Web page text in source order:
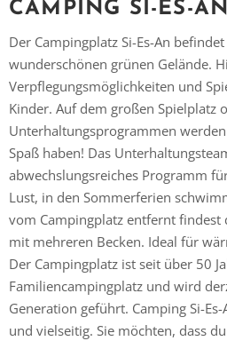
CAMPING SI-ES-AN
Der Campingplatz Si-Es-An
wunderschönen grünen Gelände.
Verpflegungsmöglichkeiten und
Kinder. Auf dem großen Spielplatz
Unterhaltungsprogrammen
Spaß haben! Das
abwechslungsreiches Programm
Lust, in den Sommerferien
vom Campingplatz entfernt findest
mit mehreren Becken. Ideal für
Der Campingplatz ist seit über 50
Familiencampingplatz und wird
Generation geführt. Camping Si-
und vielseitig. Sie möchten, dass